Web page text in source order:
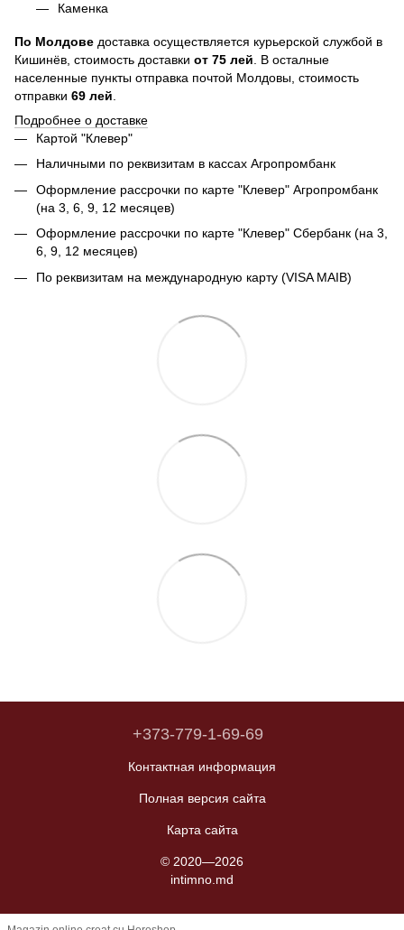
Каменка
По Молдове доставка осуществляется курьерской службой в
Кишинёв, стоимость доставки от 75 лей . В осталные
населенные пункты отправка почтой Молдовы, стоимость
отправки 69 лей
Подробнее о доставке
Картой "Клевер"
Наличными по реквизитам в кассах Агропромбанк
Оформление рассрочки по карте "Клевер" Агропромбанк
(на 3, 6, 9, 12 месяцев)
Оформление рассрочки по карте "Клевер" Сбербанк (на 3,
6, 9, 12 месяцев)
По реквизитам на международную карту (VISA MAIB)
+373-779-1-69-69
Контактная информация
Полная версия сайта
Карта сайта
© 2020—2026
intimno.md